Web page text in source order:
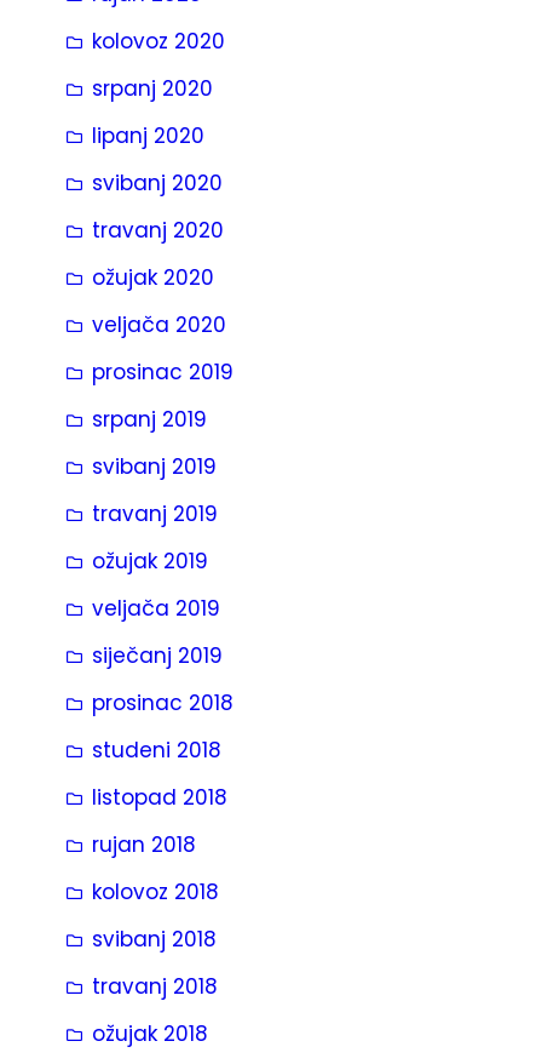
kolovoz 2020
srpanj 2020
lipanj 2020
svibanj 2020
travanj 2020
ožujak 2020
veljača 2020
prosinac 2019
srpanj 2019
svibanj 2019
travanj 2019
ožujak 2019
veljača 2019
siječanj 2019
prosinac 2018
studeni 2018
listopad 2018
rujan 2018
kolovoz 2018
svibanj 2018
travanj 2018
ožujak 2018